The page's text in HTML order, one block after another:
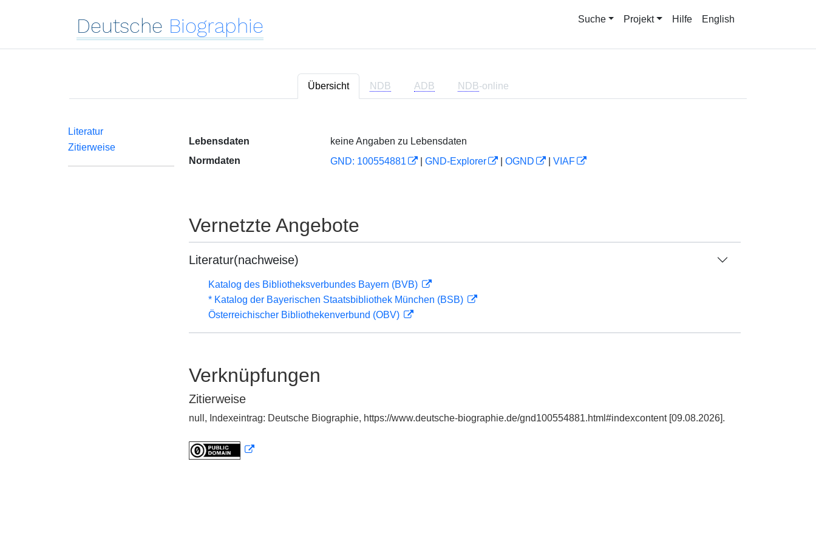
Deutsche Biographie Suche Projekt Hilfe English
Übersicht NDB ADB NDB-online
Literatur
Zitierweise
Lebensdaten
keine Angaben zu Lebensdaten
Normdaten
GND: 100554881 GND-Explorer OGND VIAF
Vernetzte Angebote
Literatur(nachweise)
Katalog des Bibliotheksverbundes Bayern (BVB)
* Katalog der Bayerischen Staatsbibliothek München (BSB)
Österreichischer Bibliothekenverbund (OBV)
Verknüpfungen
Zitierweise
null, Indexeintrag: Deutsche Biographie, https://www.deutsche-biographie.de/gnd100554881.html#indexcontent [09.08.2026].